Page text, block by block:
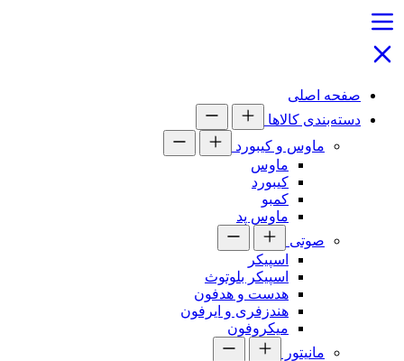
صفحه اصلی
دسته‌بندی کالاها
ماوس و کیبورد
ماوس
کیبورد
کمبو
ماوس پد
صوتی
اسپیکر
اسپیکر بلوتوث
هدست و هدفون
هندزفری و ایرفون
میکروفون
مانیتور